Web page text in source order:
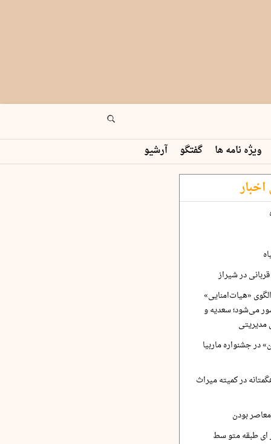
ویژه نامه ها گفتگو آرشیو
در شیراز
«هیات‌امنایی»
می‌شود؛ سعدیه و
مدیریتی
در جشنواره ماربیا
در کمیته میراث
بودن
ای طبقه متو سط